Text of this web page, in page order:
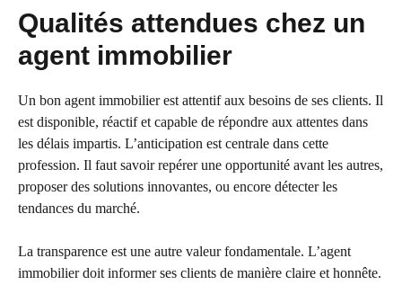
Qualités attendues chez un
agent immobilier
Un bon agent immobilier est attentif aux besoins de ses clients. Il
est disponible, réactif et capable de répondre aux attentes dans
les délais impartis. L’anticipation est centrale dans cette
profession. Il faut savoir repérer une opportunité avant les autres,
proposer des solutions innovantes, ou encore détecter les
tendances du marché.
La transparence est une autre valeur fondamentale. L’agent
immobilier doit informer ses clients de manière claire et honnête.